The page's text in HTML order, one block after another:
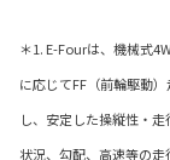
＊1. E-Fourは、機械式
に応じてFF（前輪駆動
し、安定した操縦性・
状況、勾配、高速等の